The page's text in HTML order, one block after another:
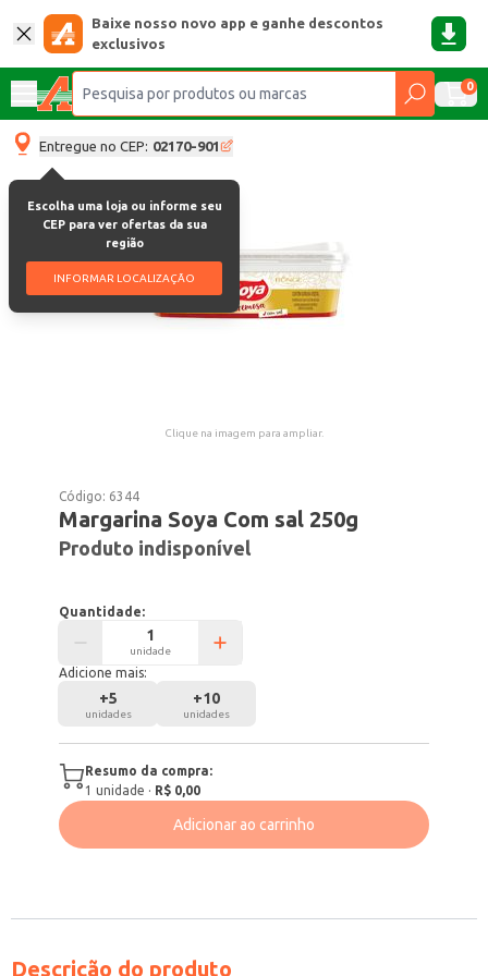
Baixe nosso novo app e ganhe descontos
exclusivos
0
Entregue no CEP: 02170-901
Escolha uma loja ou informe seu
CEP para ver ofertas da sua
região
INFORMAR LOCALIZAÇÃO
Clique na imagem para ampliar.
Código: 6344
Margarina Soya Com sal 250g
Produto indisponível
Quantidade:
unidade
Adicione mais:
+5
unidades
+10
unidades
Resumo da compra:
1 unidade · R$ 0,00
Adicionar ao carrinho
Descrição do produto